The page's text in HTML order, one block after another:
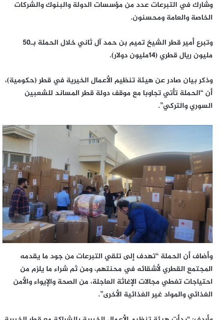
وشارك في التبرعات عدد من مؤسسات الدولة والبنوك والشركات
الخاصة والعامة ومحسنون.
وتبرع أمير قطر الشيخ تميم بن حمد آل ثاني خلال الحملة بـ50
مليون ريال قطري (14مليون دولار).
وذكر بيان صادر عن هيئة تنظيم الأعمال الخيرية في قطر (حكومية)،
أن “الحملة تأتي تجاوبا مع موقف دولة قطر المساند للشعبين
السوري والتركي”.
وأضاف أن الحملة “تهدف إلى تلقي التبرعات من جود ما يقدمه
المجتمع القطري لأشقائه في محنتهم، ومن ثم شراء ما يلزم من
احتياجات تغطي مجالات الإغاثة العاجلة، من الصحة والإيواء والأمن
الغذائي والمواد غير الغذائية الأخرى”.